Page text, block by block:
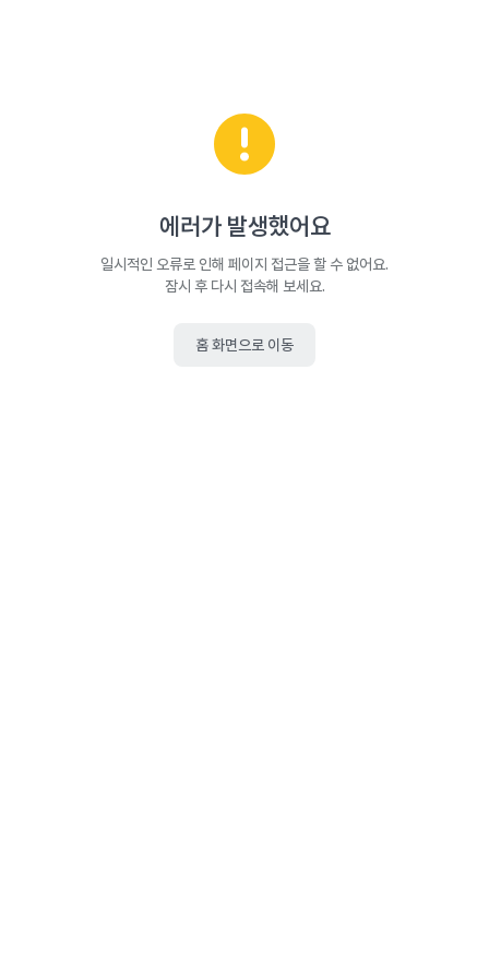
에러가 발생했어요
일시적인 오류로 인해 페이지 접근을 할 수 없어요.
잠시 후 다시 접속해 보세요.
홈 화면으로 이동